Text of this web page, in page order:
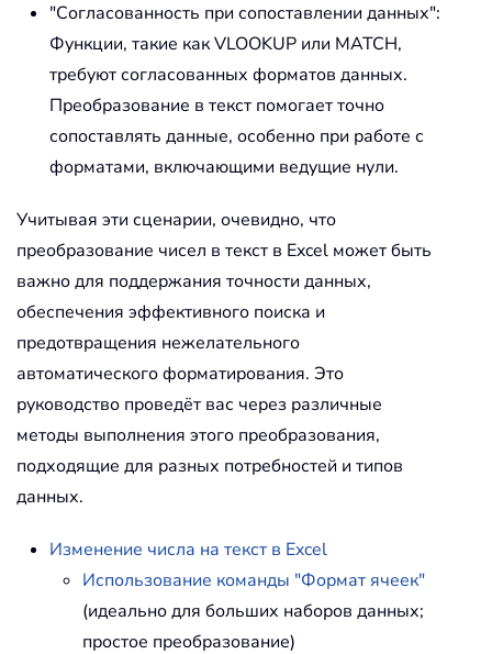
"Согласованность при сопоставлении данных":
Функции, такие как VLOOKUP или MATCH,
требуют согласованных форматов данных.
Преобразование в текст помогает точно
сопоставлять данные, особенно при работе с
форматами, включающими ведущие нули.
Учитывая эти сценарии, очевидно, что
преобразование чисел в текст в Excel может быть
важно для поддержания точности данных,
обеспечения эффективного поиска и
предотвращения нежелательного
автоматического форматирования. Это
руководство проведёт вас через различные
методы выполнения этого преобразования,
подходящие для разных потребностей и типов
данных.
Изменение числа на текст в Excel
Использование команды "Формат ячеек"
(идеально для больших наборов данных;
простое преобразование)